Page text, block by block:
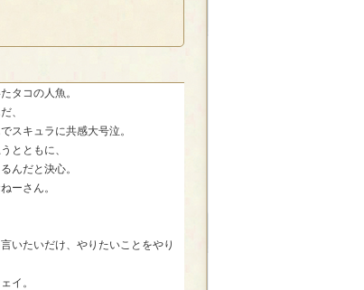
タコの人魚。
、
スキュラに共感大号泣。
とともに、
んだと決心。
ーさん。
いたいだけ、やりたいことをやり
イ。